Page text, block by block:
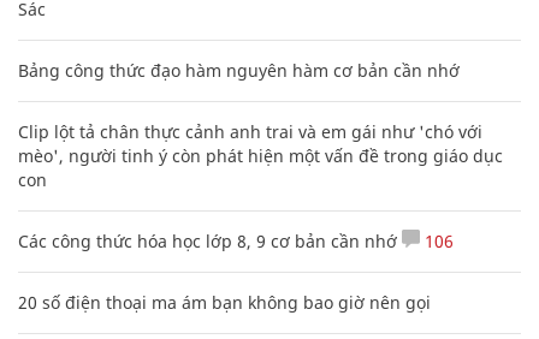
Sác
Bảng công thức đạo hàm nguyên hàm cơ bản cần nhớ
Clip lột tả chân thực cảnh anh trai và em gái như 'chó với
mèo', người tinh ý còn phát hiện một vấn đề trong giáo dục
con
Các công thức hóa học lớp 8, 9 cơ bản cần nhớ 106
20 số điện thoại ma ám bạn không bao giờ nên gọi